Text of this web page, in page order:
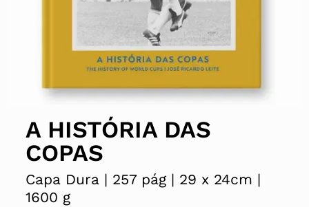
A HISTÓRIA DAS
COPAS
Capa Dura | 257 pág | 29 x 24cm |
1600 g